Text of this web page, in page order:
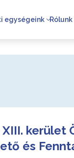
egységeink Rólunk
kerület
és